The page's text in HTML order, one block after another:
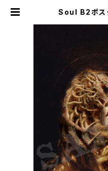
Soul B2ポ